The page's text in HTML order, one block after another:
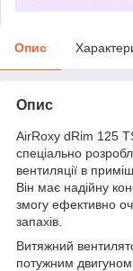
Опис
Опис
AirRoxy dRim 125
спеціально
вентиляції в
Він має надійну
змогу ефективно
запахів.
Витяжний
потужним